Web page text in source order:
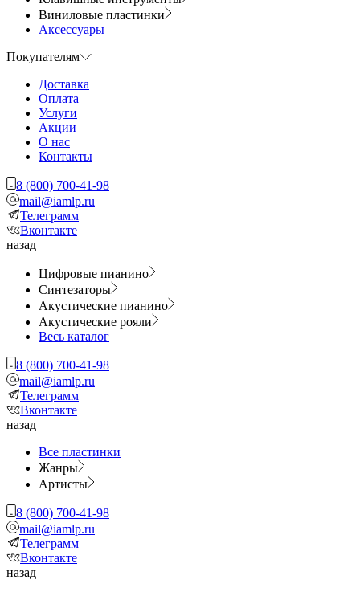
Виниловые пластинки
Аксессуары
Покупателям
Доставка
Оплата
Услуги
Акции
О нас
Контакты
8 (800) 700-41-98
mail@iamlp.ru
Телеграмм
Вконтакте
назад
Цифровые пианино
Синтезаторы
Акустические пианино
Акустические рояли
Весь каталог
8 (800) 700-41-98
mail@iamlp.ru
Телеграмм
Вконтакте
назад
Все пластинки
Жанры
Артисты
8 (800) 700-41-98
mail@iamlp.ru
Телеграмм
Вконтакте
назад